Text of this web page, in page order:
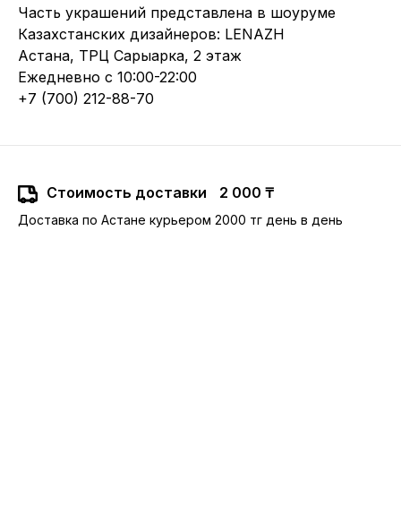
Часть украшений представлена в шоуруме
Казахстанских дизайнеров: LENAZH
Астана, ТРЦ Сарыарка, 2 этаж
Ежедневно с 10:00-22:00
+7 (700) 212-88-70
Стоимость доставки 2 000 ₸
Доставка по Астане курьером 2000 тг день в день